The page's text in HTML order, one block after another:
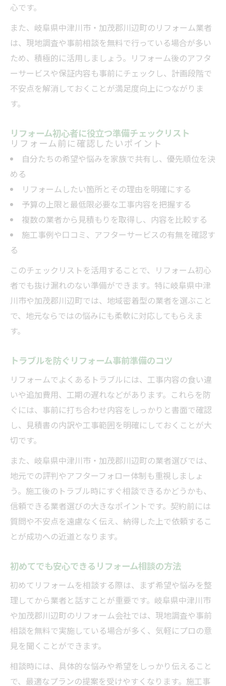
心です。
また、岐阜県中津川市・加茂郡川辺町のリフォーム業者
は、現地調査や事前相談を無料で行っている場合が多い
ため、積極的に活用しましょう。リフォーム後のアフタ
ーサービスや保証内容も事前にチェックし、計画段階で
不安点を解消しておくことが満足度向上につながりま
す。
リフォーム初心者に役立つ準備チェックリスト
リフォーム前に確認したいポイント
自分たちの希望や悩みを家族で共有し、優先順位を決
める
リフォームしたい箇所とその理由を明確にする
予算の上限と最低限必要な工事内容を把握する
複数の業者から見積もりを取得し、内容を比較する
施工事例や口コミ、アフターサービスの有無を確認す
る
このチェックリストを活用することで、リフォーム初心
者でも抜け漏れのない準備ができます。特に岐阜県中津
川市や加茂郡川辺町では、地域密着型の業者を選ぶこと
で、地元ならではの悩みにも柔軟に対応してもらえま
す。
トラブルを防ぐリフォーム事前準備のコツ
リフォームでよくあるトラブルには、工事内容の食い違
いや追加費用、工期の遅れなどがあります。これらを防
ぐには、事前に打ち合わせ内容をしっかりと書面で確認
し、見積書の内訳や工事範囲を明確にしておくことが大
切です。
また、岐阜県中津川市・加茂郡川辺町の業者選びでは、
地元での評判やアフターフォロー体制も重視しましょ
う。施工後のトラブル時にすぐ相談できるかどうかも、
信頼できる業者選びの大きなポイントです。契約前には
質問や不安点を遠慮なく伝え、納得した上で依頼するこ
とが成功への近道となります。
初めてでも安心できるリフォーム相談の方法
初めてリフォームを相談する際は、まず希望や悩みを整
理してから業者と話すことが重要です。岐阜県中津川市
や加茂郡川辺町のリフォーム会社では、現地調査や事前
相談を無料で実施している場合が多く、気軽にプロの意
見を聞くことができます。
相談時には、具体的な悩みや希望をしっかり伝えること
で、最適なプランの提案を受けやすくなります。施工事